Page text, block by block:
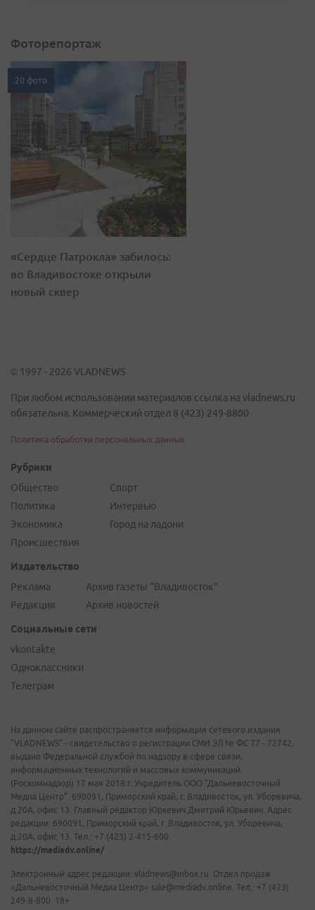
Фоторепортаж
20 фото
«Сердце Патрокла» забилось:
во Владивостоке открыли
новый сквер
© 1997 - 2026 VLADNEWS
При любом использовании материалов ссылка на vladnews.ru
обязательна. Коммерческий отдел 8 (423) 249-8800
Политика обработки персональных данных
Рубрики
Общество
Политика
Экономика
Происшествия
Спорт
Интервью
Город на ладони
Издательство
Реклама
Редакция
Архив газеты "Владивосток"
Архив новостей
Социальные сети
vkontakte
Одноклассники
Телеграм
На данном сайте распространяется информация сетевого издания
"VLADNEWS" - свидетельство о регистрации СМИ ЭЛ № ФС 77 - 72742,
выдано Федеральной службой по надзору в сфере связи,
информационных технологий и массовых коммуникаций
(Роскомнадзор) 17 мая 2018 г. Учредитель ООО "Дальневосточный
Медиа Центр". 690091, Приморский край, г. Владивосток, ул. Уборевича,
д.20А, офис 13. Главный редактор Юркевич Дмитрий Юрьевич. Адрес
редакции: 690091, Приморский край, г. Владивосток, ул. Уборевича,
д.20А, офис 13. Тел.: +7 (423) 2-415-600.
https://mediadv.online/
Электронный адрес редакции: vladnews@inbox.ru. Отдел продаж
«Дальневосточный Медиа Центр» sale@mediadv.online. Тел.: +7 (423)
249-8-800. 18+